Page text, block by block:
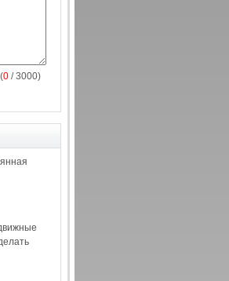
(0 / 3000)